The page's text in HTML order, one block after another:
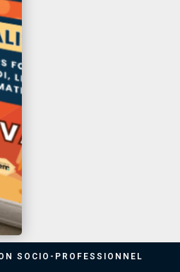
SOCIO-PROFESSIONNEL